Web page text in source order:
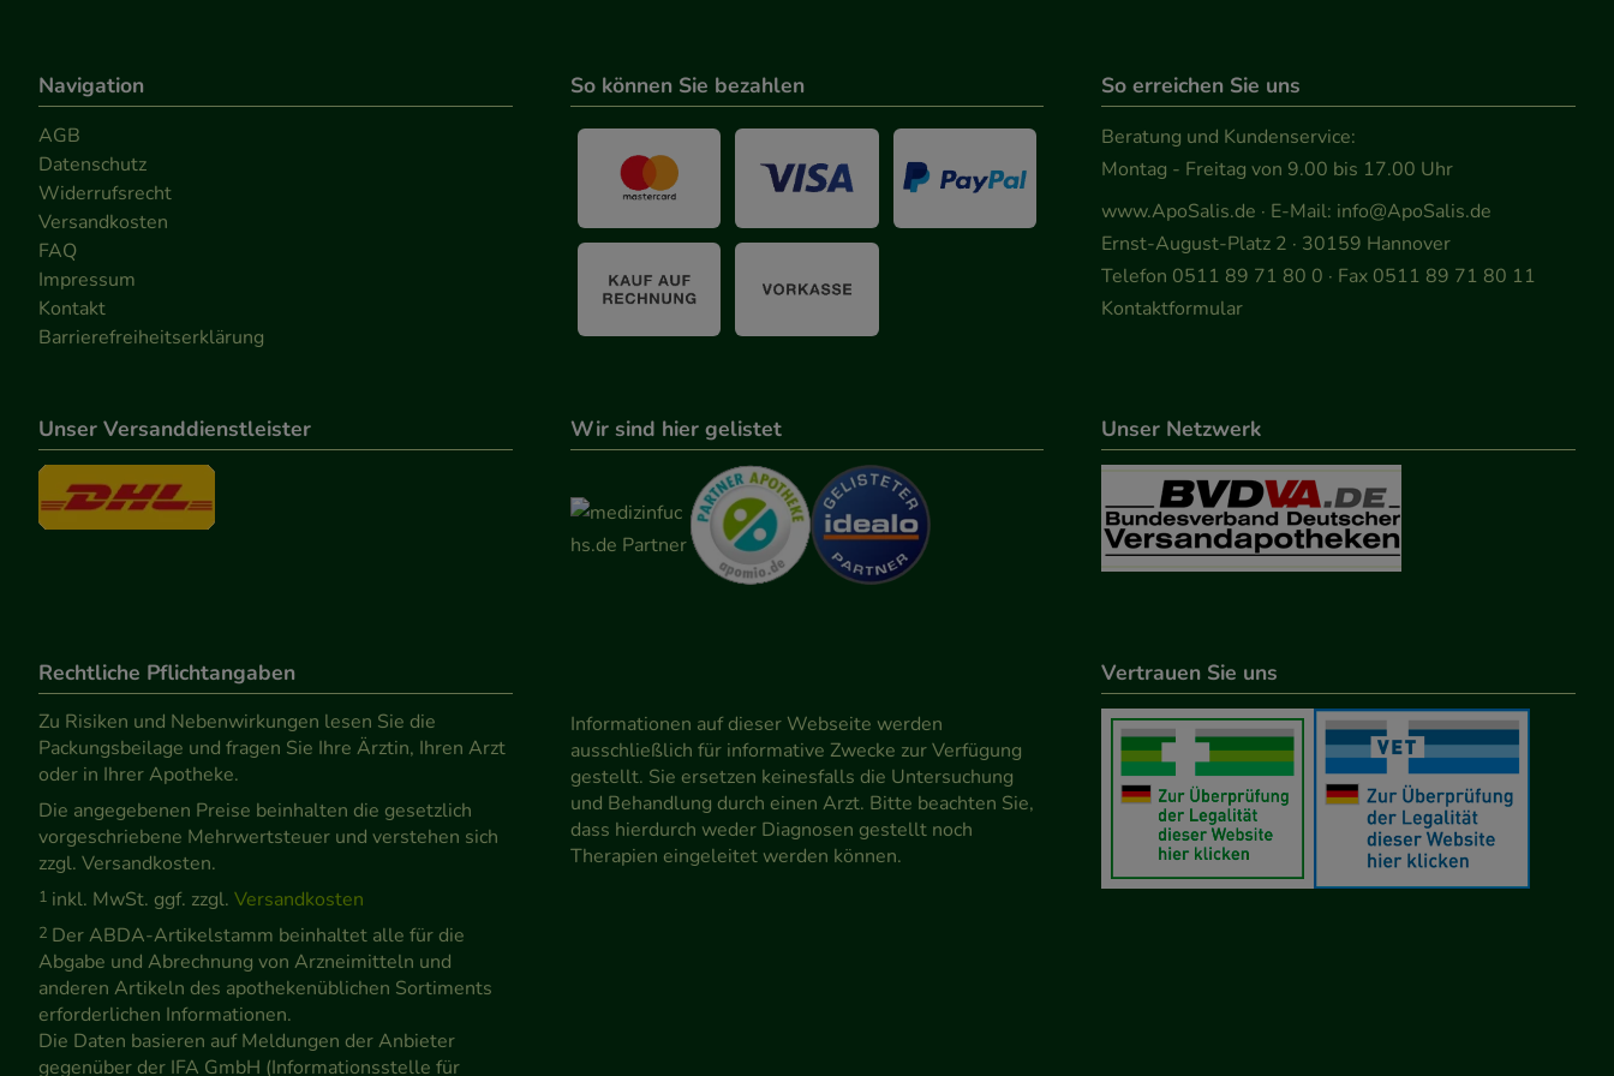
Navigation
AGB
Datenschutz
Widerrufsrecht
Versandkosten
FAQ
Impressum
Kontakt
Barrierefreiheitserklärung
So können Sie bezahlen So erreichen Sie uns
Beratung und Kundenservice:
Montag - Freitag von 9.00 bis 17.00 Uhr
www.ApoSalis.de · E-Mail: info@ApoSalis.de
Ernst-August-Platz 2 · 30159 Hannover
Telefon 0511 89 71 80 0 · Fax 0511 89 71 80 11
Kontaktformular
Unser Versanddienstleister Wir sind hier gelistet Unser Netzwerk
Rechtliche Pflichtangaben
Zu Risiken und Nebenwirkungen lesen Sie die
Packungsbeilage und fragen Sie Ihre Ärztin, Ihren Arzt
oder in Ihrer Apotheke.
Die angegebenen Preise beinhalten die gesetzlich
vorgeschriebene Mehrwertsteuer und verstehen sich
zzgl. Versandkosten.
1 inkl. MwSt. ggf. zzgl. Versandkosten
2 Der ABDA-Artikelstamm beinhaltet alle für die
Abgabe und Abrechnung von Arzneimitteln und
anderen Artikeln des apothekenüblichen Sortiments
erforderlichen Informationen.
Die Daten basieren auf Meldungen der Anbieter
gegenüber der IFA GmbH (Informationsstelle für
Informationen auf dieser Webseite werden
ausschließlich für informative Zwecke zur Verfügung
gestellt. Sie ersetzen keinesfalls die Untersuchung
und Behandlung durch einen Arzt. Bitte beachten Sie,
dass hierdurch weder Diagnosen gestellt noch
Therapien eingeleitet werden können.
Vertrauen Sie uns